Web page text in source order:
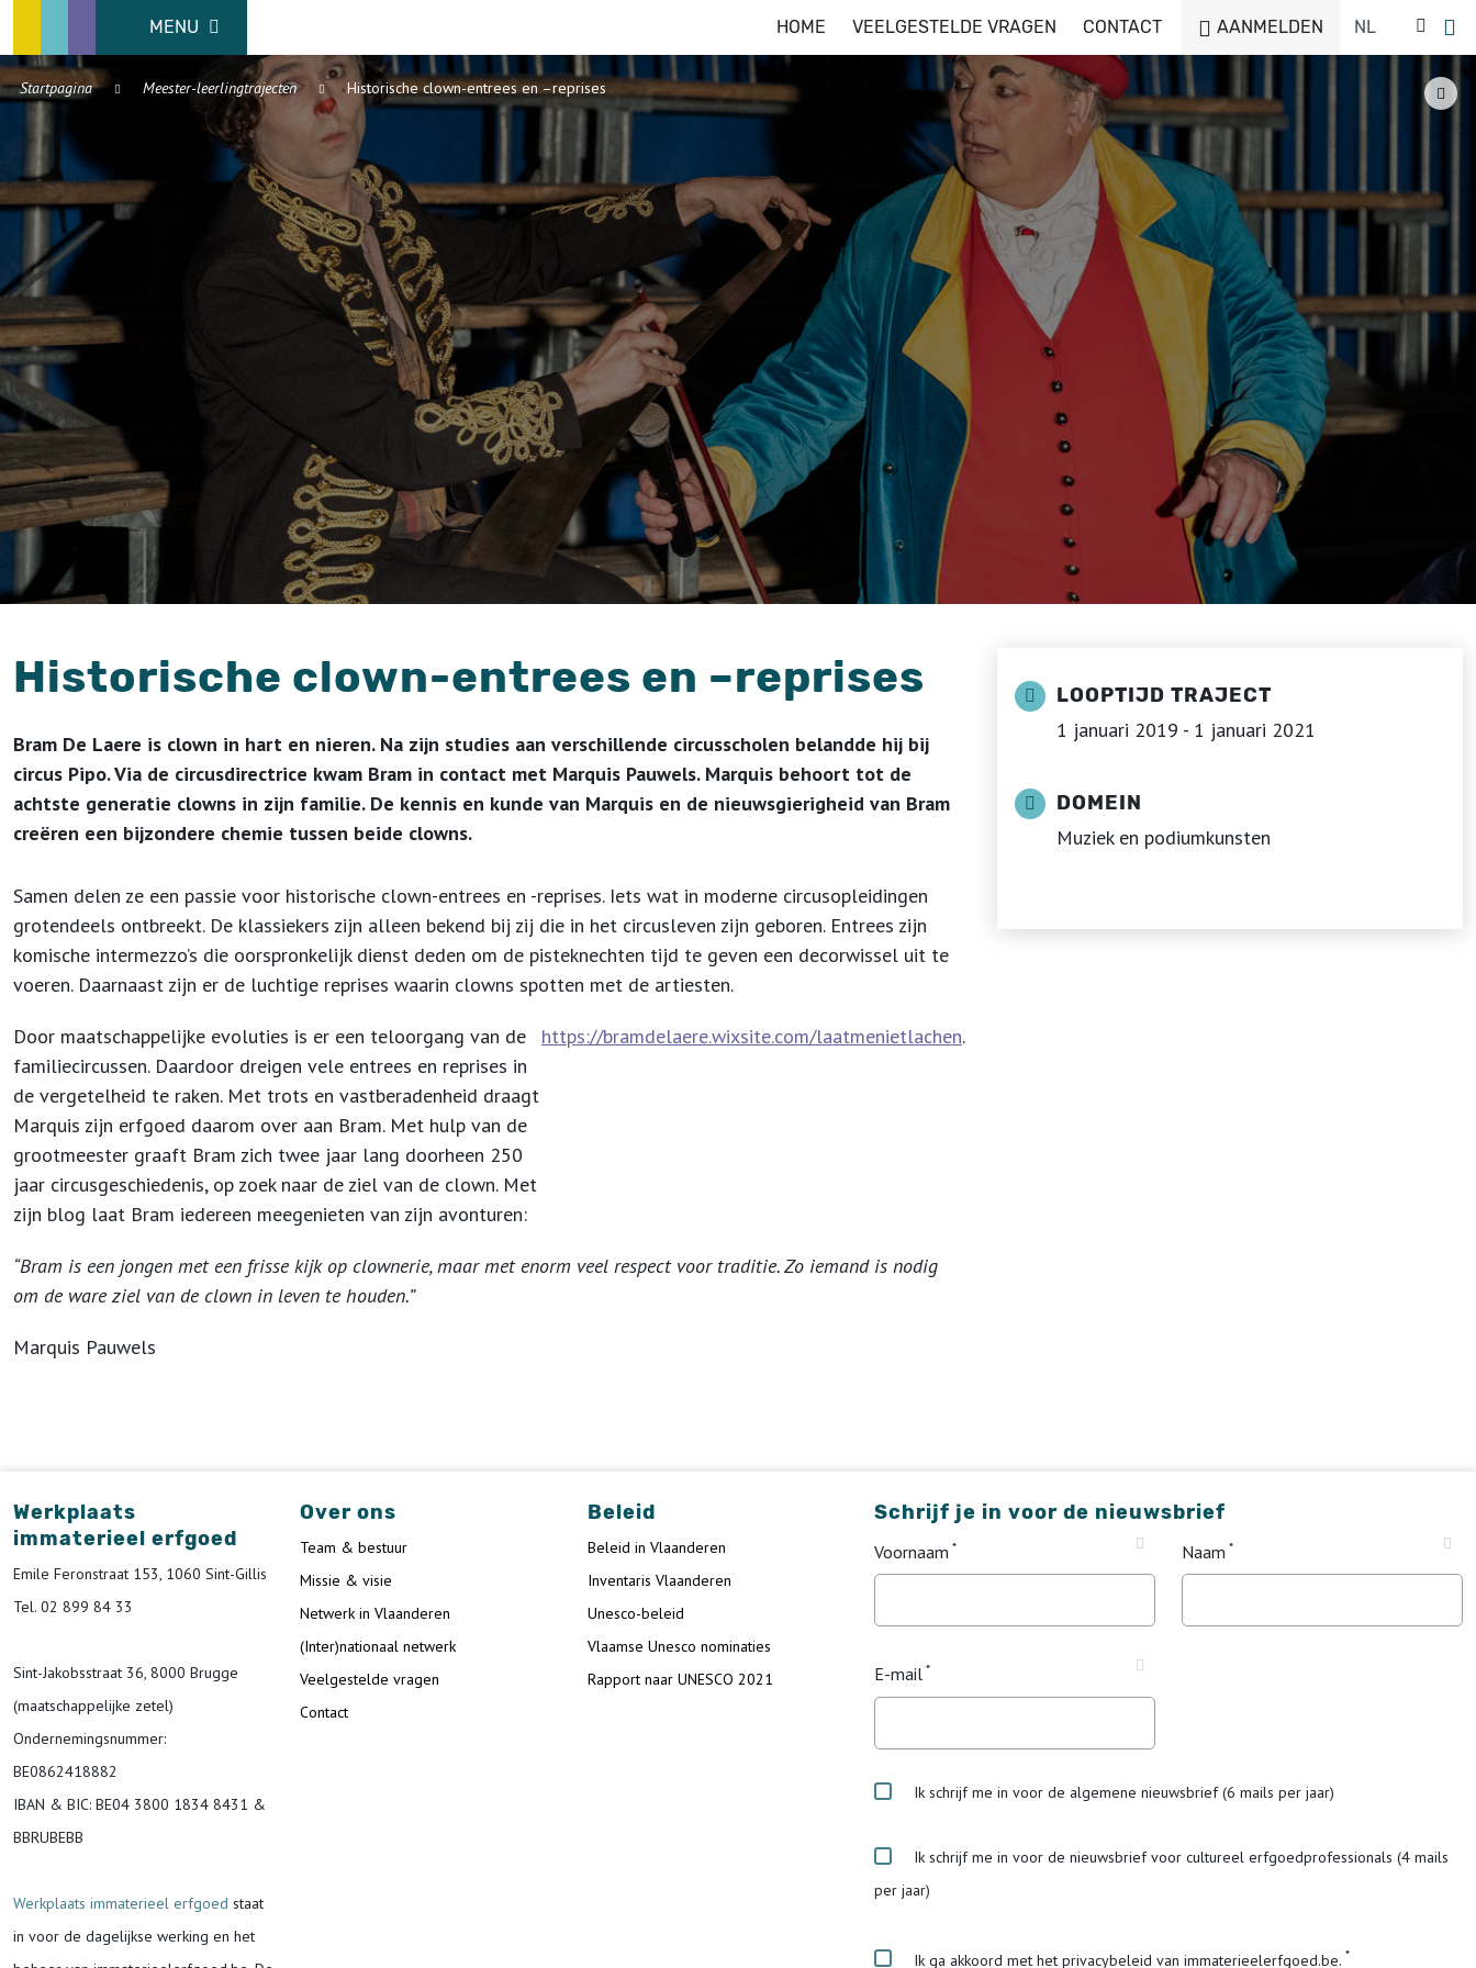
MENU HOME VEELGESTELDE VRAGEN CONTACT AANMELDEN
Startpagina Meester-leerlingtrajecten Historische clown-entrees en –reprises
Historische clown-entrees en –reprises
Bram De Laere is clown in hart en nieren. Na zijn studies aan verschillende circusscholen belandde hij bij
circus Pipo. Via de circusdirectrice kwam Bram in contact met Marquis Pauwels. Marquis behoort tot de
achtste generatie clowns in zijn familie. De kennis en kunde van Marquis en de nieuwsgierigheid van Bram
creëren een bijzondere chemie tussen beide clowns.
Samen delen ze een passie voor historische clown-entrees en -reprises. Iets wat in moderne circusopleidingen
grotendeels ontbreekt. De klassiekers zijn alleen bekend bij zij die in het circusleven zijn geboren. Entrees zijn
komische intermezzo’s die oorspronkelijk dienst deden om de pisteknechten tijd te geven een decorwissel uit te
voeren. Daarnaast zijn er de luchtige reprises waarin clowns spotten met de artiesten.
Door maatschappelijke evoluties is er een teloorgang van de
familiecircussen. Daardoor dreigen vele entrees en reprises in
de vergetelheid te raken. Met trots en vastberadenheid draagt
Marquis zijn erfgoed daarom over aan Bram. Met hulp van de
grootmeester graaft Bram zich twee jaar lang doorheen 250
jaar circusgeschiedenis, op zoek naar de ziel van de clown. Met
zijn blog laat Bram iedereen meegenieten van zijn avonturen:
https://bramdelaere.wixsite.com/laatmenietlachen.
“Bram is een jongen met een frisse kijk op clownerie, maar met enorm veel respect voor traditie. Zo iemand is nodig
om de ware ziel van de clown in leven te houden.”
Marquis Pauwels
LOOPTIJD TRAJECT
1 januari 2019 - 1 januari 2021
DOMEIN
Muziek en podiumkunsten
Werkplaats
immaterieel erfgoed
Emile Feronstraat 153, 1060 Sint-Gillis
Tel. 02 899 84 33
Sint-Jakobsstraat 36, 8000 Brugge
(maatschappelijke zetel)
Ondernemingsnummer:
BE0862418882
IBAN & BIC: BE04 3800 1834 8431 &
BBRUBEBB
Werkplaats immaterieel erfgoed staat
in voor de dagelijkse werking en het
Over ons
Team & bestuur
Missie & visie
Netwerk in Vlaanderen
(Inter)nationaal netwerk
Veelgestelde vragen
Contact
Beleid
Beleid in Vlaanderen
Inventaris Vlaanderen
Unesco-beleid
Vlaamse Unesco nominaties
Rapport naar UNESCO 2021
Schrijf je in voor de nieuwsbrief
Voornaam Naam
E-mail
Ik schrijf me in voor de algemene nieuwsbrief (6 mails per jaar)
Ik schrijf me in voor de nieuwsbrief voor cultureel erfgoedprofessionals (4 mails
per jaar)
Ik ga akkoord met het privacybeleid van immaterieelerfgoed.be.